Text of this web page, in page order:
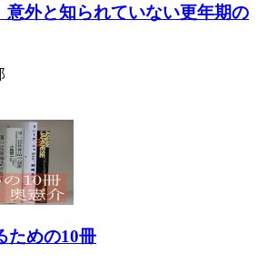
意外と知られていない更年期の
ための10冊